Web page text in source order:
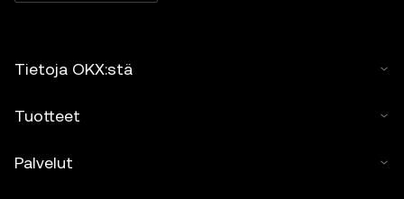
Tietoja OKX:stä
Tuotteet
Palvelut